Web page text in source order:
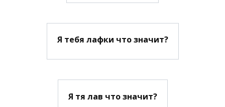
Я тебя лафки что значит?
Я тя лав что значит?